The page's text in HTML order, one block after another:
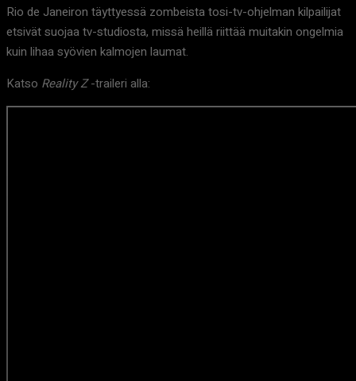
Rio de Janeiron täyttyessä zombeista tosi-tv-ohjelman kilpailijat
etsivät suojaa tv-studiosta, missä heillä riittää muitakin ongelmia
kuin lihaa syövien kalmojen laumat.
Katso Reality Z-traileri alla: